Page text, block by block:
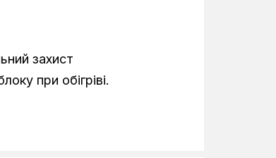
захист
при обігріві.